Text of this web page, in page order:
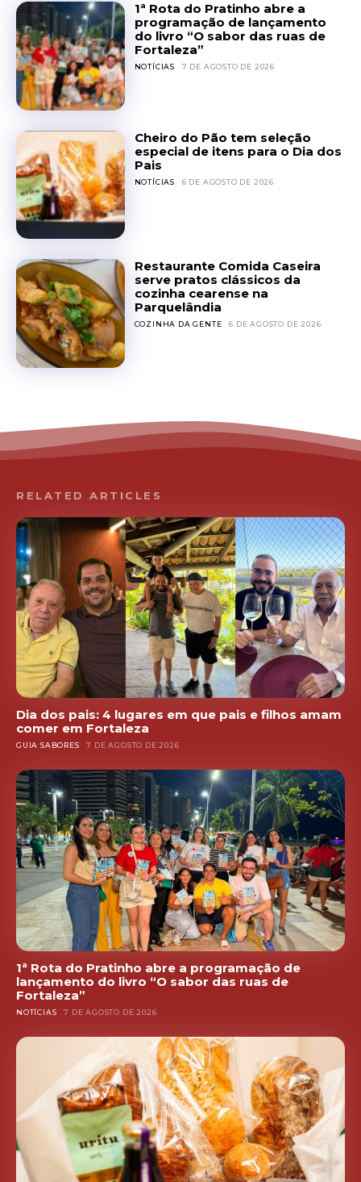
1ª Rota do Pratinho abre a
programação de lançamento
do livro “O sabor das ruas de
Fortaleza”
NOTÍCIAS 7 DE AGOSTO DE 2026
Cheiro do Pão tem seleção
especial de itens para o Dia dos
Pais
NOTÍCIAS 6 DE AGOSTO DE 2026
Restaurante Comida Caseira
serve pratos clássicos da
cozinha cearense na
Parquelândia
COZINHA DA GENTE 6 DE AGOSTO DE 2026
RELATED ARTICLES
Dia dos pais: 4 lugares em que pais e filhos amam
comer em Fortaleza
GUIA SABORES 7 DE AGOSTO DE 2026
1ª Rota do Pratinho abre a programação de
lançamento do livro “O sabor das ruas de
Fortaleza”
NOTÍCIAS 7 DE AGOSTO DE 2026